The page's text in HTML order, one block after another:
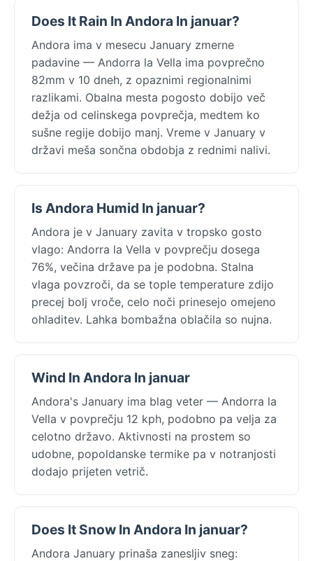
Does It Rain In Andora In januar?
Andora ima v mesecu January zmerne
padavine — Andorra la Vella ima povprečno
82mm v 10 dneh, z opaznimi regionalnimi
razlikami. Obalna mesta pogosto dobijo več
dežja od celinskega povprečja, medtem ko
sušne regije dobijo manj. Vreme v January v
državi meša sončna obdobja z rednimi nalivi.
Is Andora Humid In januar?
Andora je v January zavita v tropsko gosto
vlago: Andorra la Vella v povprečju dosega
76%, večina države pa je podobna. Stalna
vlaga povzroči, da se tople temperature zdijo
precej bolj vroče, celo noči prinesejo omejeno
ohladitev. Lahka bombažna oblačila so nujna.
Wind In Andora In januar
Andora's January ima blag veter — Andorra la
Vella v povprečju 12 kph, podobno pa velja za
celotno državo. Aktivnosti na prostem so
udobne, popoldanske termike pa v notranjosti
dodajo prijeten vetrič.
Does It Snow In Andora In januar?
Andora January prinaša zanesljiv sneg: